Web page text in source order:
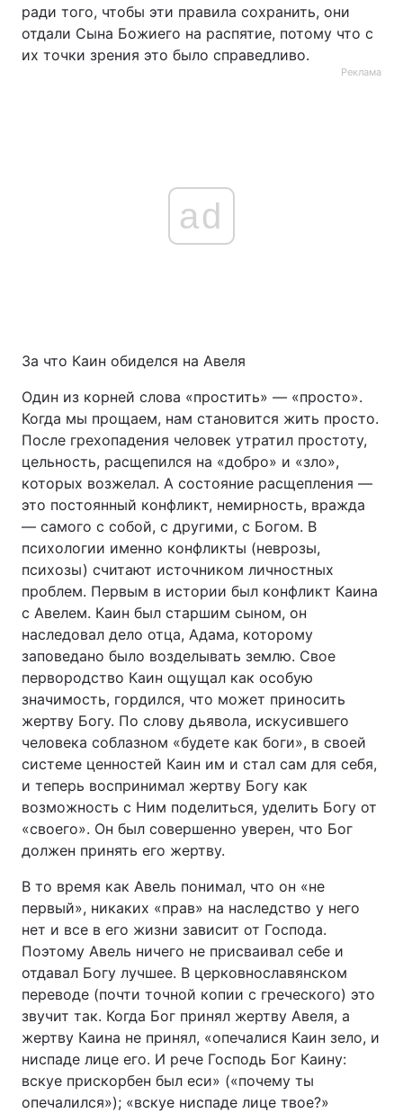
ради того, чтобы эти правила сохранить, они
отдали Сына Божиего на распятие, потому что с
их точки зрения это было справедливо.
Реклама
ad
За что Каин обиделся на Авеля
Один из корней слова «простить» — «просто».
Когда мы прощаем, нам становится жить просто.
После грехопадения человек утратил простоту,
цельность, расщепился на «добро» и «зло»,
которых возжелал. А состояние расщепления —
это постоянный конфликт, немирность, вражда
— самого с собой, с другими, с Богом. В
психологии именно конфликты (неврозы,
психозы) считают источником личностных
проблем. Первым в истории был конфликт Каина
с Авелем. Каин был старшим сыном, он
наследовал дело отца, Адама, которому
заповедано было возделывать землю. Свое
первородство Каин ощущал как особую
значимость, гордился, что может приносить
жертву Богу. По слову дьявола, искусившего
человека соблазном «будете как боги», в своей
системе ценностей Каин им и стал сам для себя,
и теперь воспринимал жертву Богу как
возможность с Ним поделиться, уделить Богу от
«своего». Он был совершенно уверен, что Бог
должен принять его жертву.
В то время как Авель понимал, что он «не
первый», никаких «прав» на наследство у него
нет и все в его жизни зависит от Господа.
Поэтому Авель ничего не присваивал себе и
отдавал Богу лучшее. В церковнославянском
переводе (почти точной копии с греческого) это
звучит так. Когда Бог принял жертву Авеля, а
жертву Каина не принял, «опечалися Каин зело, и
ниспаде лице его. И рече Господь Бог Каину:
вскуе прискорбен был еси» («почему ты
опечалился»); «вскуе ниспаде лице твое?»